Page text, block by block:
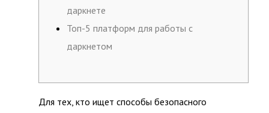
даркнете
Топ-5 платформ для работы с
даркнетом
Для тех, кто ищет способы безопасного